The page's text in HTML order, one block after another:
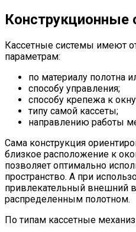
Конструкционные
Кассетные системы имеют
параметрам:
по материалу полотна
способу управления;
способу крепежа к
типу самой кассеты;
направлению работы
Сама конструкция
близкое расположение к
позволяет оптимально
пространство. А при
привлекательный внешний
распределенным полотном.
По типам кассетные